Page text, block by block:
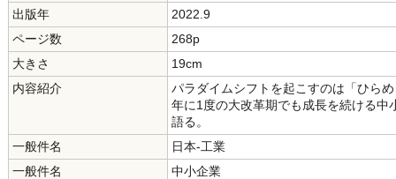
出版年
2022.9
ページ数
268p
大きさ
19cm
内容紹介
パラダイムシフトを起こすのは「ひら
年に1度の大改革期でも成長を続ける
語る。
一般件名
日本-工業
一般件名
中小企業